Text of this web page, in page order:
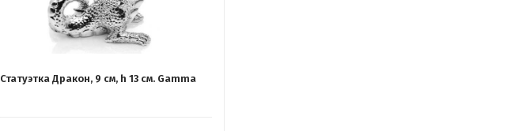
Статуэтка Дракон, 9 см, h 13 см. Gamma